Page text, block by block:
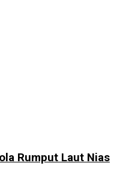
Rumput Laut Nias